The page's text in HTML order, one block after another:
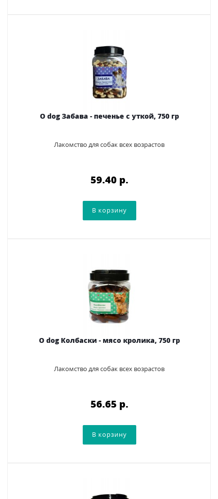
O dog Забава - печенье с уткой, 750 гр
Лакомство для собак всех возрастов
59.40 p.
O dog Колбаски - мясо кролика, 750 гр
Лакомство для собак всех возрастов
56.65 p.